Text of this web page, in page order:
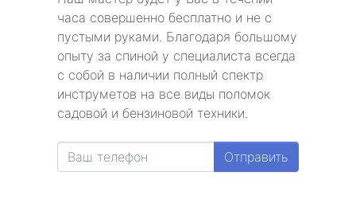
часа совершенно бесплатно и не с
пустыми руками. Благодаря большому
опыту за спиной у специалиста всегда
с собой в наличии полный спектр
инструметов на все виды поломок
садовой и бензиновой техники.
Отправить